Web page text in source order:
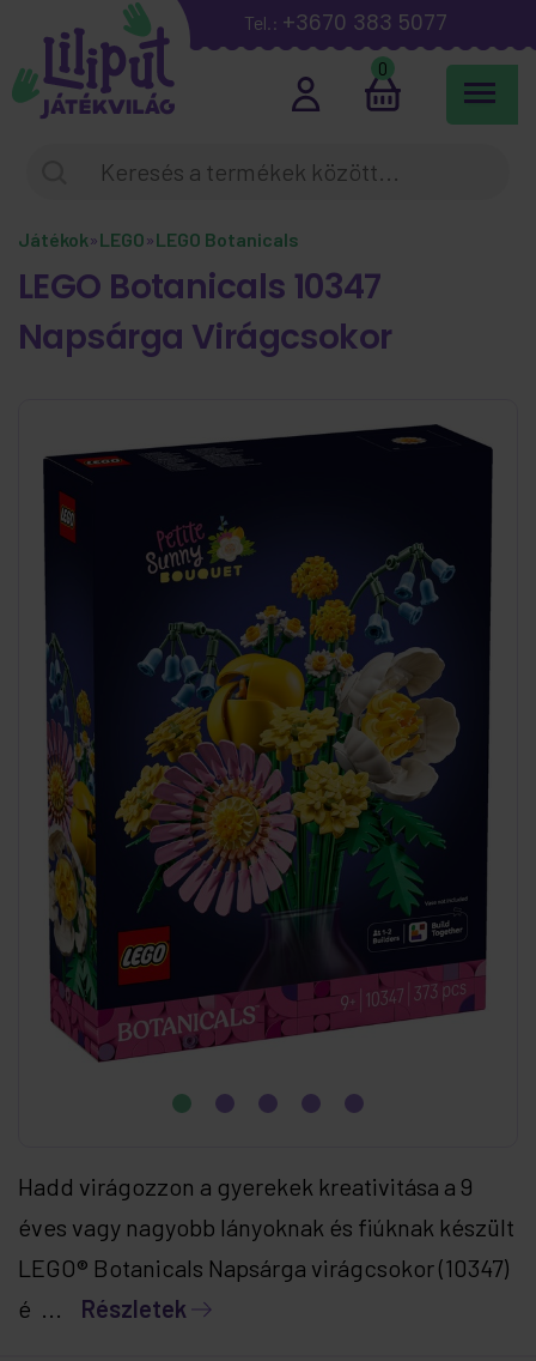
Tel.: +3670 383 5077
0
Játékok»LEGO»LEGO Botanicals
LEGO Botanicals 10347
Napsárga Virágcsokor
Hadd virágozzon a gyerekek kreativitása a 9
éves vagy nagyobb lányoknak és fiúknak készült
LEGO® Botanicals Napsárga virágcsokor (10347)
é ... Részletek